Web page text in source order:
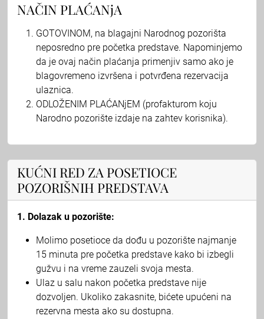
NAČIN PLAĆANjA
GOTOVINOM, na blagajni Narodnog pozorišta
neposredno pre početka predstave. Napominjemo
da je ovaj način plaćanja primenjiv samo ako je
blagovremeno izvršena i potvrđena rezervacija
ulaznica.
ODLOŽENIM PLAĆANjEM (profakturom koju
Narodno pozorište izdaje na zahtev korisnika).
KUĆNI RED ZA POSETIOCE
POZORIŠNIH PREDSTAVA
1. Dolazak u pozorište:
Molimo posetioce da dođu u pozorište najmanje
15 minuta pre početka predstave kako bi izbegli
gužvu i na vreme zauzeli svoja mesta.
Ulaz u salu nakon početka predstave nije
dozvoljen. Ukoliko zakasnite, bićete upućeni na
rezervna mesta ako su dostupna.